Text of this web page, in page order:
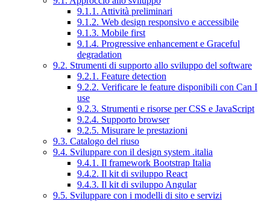
9.1.1. Attività preliminari
9.1.2. Web design responsivo e accessibile
9.1.3. Mobile first
9.1.4. Progressive enhancement e Graceful
degradation
9.2. Strumenti di supporto allo sviluppo del software
9.2.1. Feature detection
9.2.2. Verificare le feature disponibili con Can I
use
9.2.3. Strumenti e risorse per CSS e JavaScript
9.2.4. Supporto browser
9.2.5. Misurare le prestazioni
9.3. Catalogo del riuso
9.4. Sviluppare con il design system .italia
9.4.1. Il framework Bootstrap Italia
9.4.2. Il kit di sviluppo React
9.4.3. Il kit di sviluppo Angular
9.5. Sviluppare con i modelli di sito e servizi